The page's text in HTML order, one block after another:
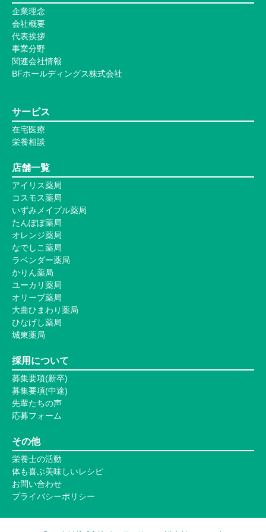
企業理念
会社概要
代表挨拶
事業分野
関連会社情報
BFホールディングス株式会社
サービス
在宅医療
栄養相談
店舗一覧
アイリス薬局
コスモス薬局
いずみメイプル薬局
たんぽぽ薬局
オレンジ薬局
なでしこ薬局
ラベンダー薬局
かりん薬局
ユーカリ薬局
オリーブ薬局
大曲ひまわり薬局
ひなげし薬局
城東薬局
採用について
募集要項(新卒)
募集要項(中途)
先輩たちの声
応募フォーム
その他
栄養士の活動
体も喜ぶ美味しいレシピ
お問い合わせ
プライバシーポリシー